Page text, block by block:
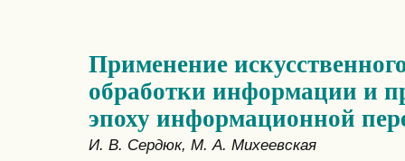
Применение
обработки информации и
эпоху информационной
И. В. Сердюк, М. А. Михеевская